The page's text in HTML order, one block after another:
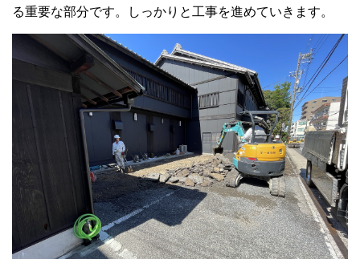
る重要な部分です。しっかりと工事を進めていきます。